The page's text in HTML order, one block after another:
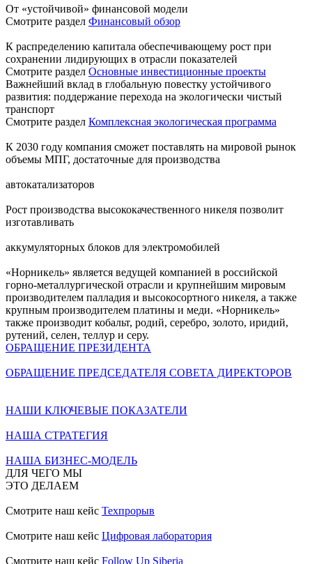
От «устойчивой» финансовой модели
Смотрите раздел Финансовый обзор
К распределению капитала обеспечивающему рост при
сохранении лидирующих в отрасли показателей
Смотрите раздел Основные инвестиционные проекты
Важнейший вклад в глобальную повестку устойчивого
развития: поддержание перехода на экологически чистый
транспорт
Смотрите раздел Комплексная экологическая программа
К 2030 году компания сможет поставлять на мировой рынок
объемы МПГ, достаточные для производства
автокатализаторов
Рост производства высококачественного никеля позволит
изготавливать
аккумуляторных блоков для электромобилей
«Норникель» является ведущей компанией в российской
горно-металлургической отрасли и крупнейшим мировым
производителем палладия и высокосортного никеля, а также
крупным производителем платины и меди. «Норникель»
также производит кобальт, родий, серебро, золото, иридий,
рутений, селен, теллур и серу.
ОБРАЩЕНИЕ ПРЕЗИДЕНТА
ОБРАЩЕНИЕ ПРЕДСЕДАТЕЛЯ СОВЕТА ДИРЕКТОРОВ
НАШИ КЛЮЧЕВЫЕ ПОКАЗАТЕЛИ
НАША СТРАТЕГИЯ
НАША БИЗНЕС-МОДЕЛЬ
ДЛЯ ЧЕГО МЫ
ЭТО ДЕЛАЕМ
Смотрите наш кейс Техпрорыв
Смотрите наш кейс Цифровая лаборатория
Смотрите наш кейс Follow Up Siberia